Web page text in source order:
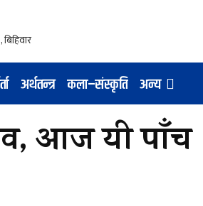
अर्थतन्त्र कला–संस्कृति अन्य
आज यी पाँच